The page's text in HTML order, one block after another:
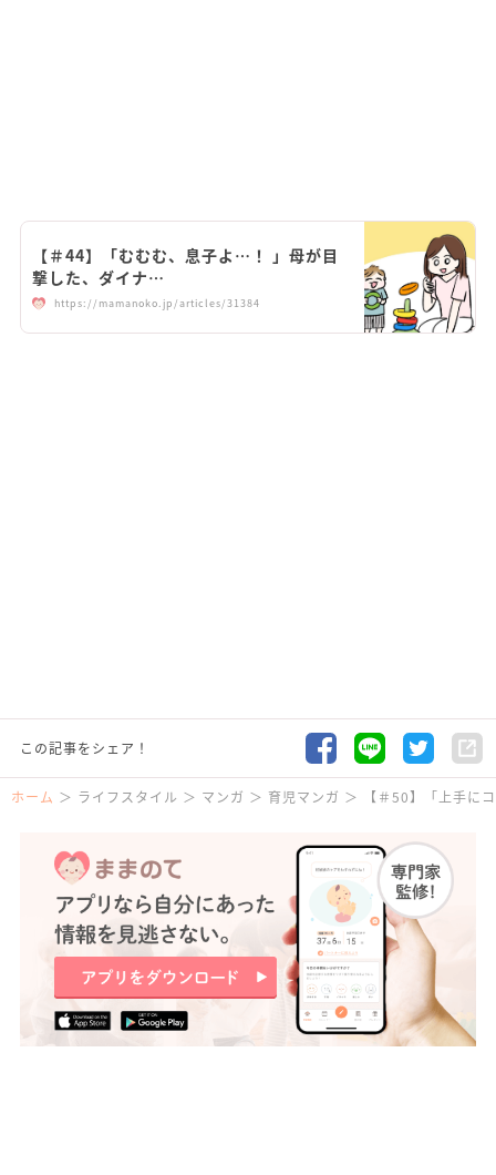
【＃44】「むむむ、息子よ…！ 」母が目
撃した、ダイナ…
https://mamanoko.jp/articles/31384
この記事をシェア！
ホーム ライフスタイル マンガ 育児マンガ 【＃50】「上手